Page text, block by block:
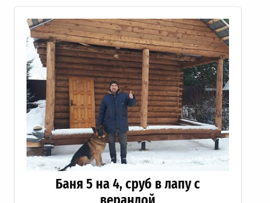
Баня 5 на 4, сруб в лапу с
верандой